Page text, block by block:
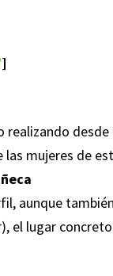
]
desde
mujeres de
aunque
el lugar